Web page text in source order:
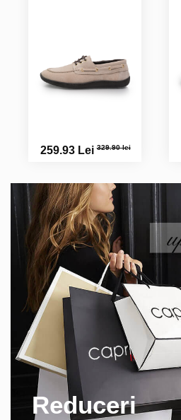
259.93 Lei329.90 lei
Reduceri